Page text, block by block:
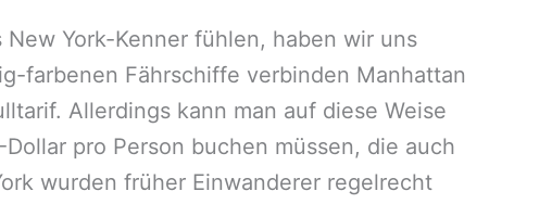
York-Kenner fühlen, haben wir uns
farbenen Fährschiffe verbinden Manhattan
Allerdings kann man auf diese Weise
pro Person buchen müssen, die auch
wurden früher Einwanderer regelrecht